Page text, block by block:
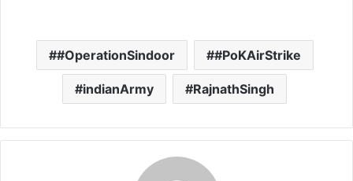
#OperationSindoor #PoKAirStrike
indianArmy RajnathSingh